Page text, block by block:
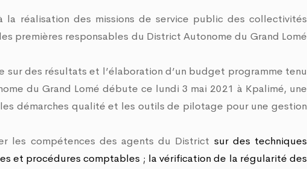
la réalisation des missions de service public des collectivités
premières responsables du District Autonome du Grand Lomé
sur des résultats et l’élaboration d’un budget programme tenu
du Grand Lomé débute ce lundi 3 mai 2021 à Kpalimé, une
démarches qualité et les outils de pilotage pour une gestion
les compétences des agents du District sur des techniques
et procédures comptables ; la vérification de la régularité des